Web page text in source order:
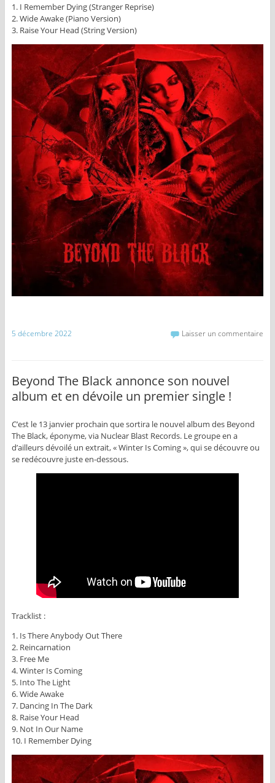
1. I Remember Dying (Stranger Reprise)
2. Wide Awake (Piano Version)
3. Raise Your Head (String Version)
5 décembre 2022 Laisser un commentaire
Beyond The Black annonce son nouvel
album et en dévoile un premier single !
C’est le 13 janvier prochain que sortira le nouvel album des Beyond
The Black, éponyme, via Nuclear Blast Records. Le groupe en a
d’ailleurs dévoilé un extrait, « Winter Is Coming », qui se découvre ou
se redécouvre juste en-dessous.
Tracklist :
1. Is There Anybody Out There
2. Reincarnation
3. Free Me
4. Winter Is Coming
5. Into The Light
6. Wide Awake
7. Dancing In The Dark
8. Raise Your Head
9. Not In Our Name
10. I Remember Dying